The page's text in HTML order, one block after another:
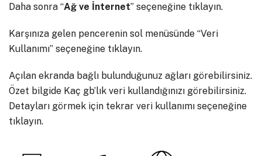
Daha sonra “Ağ ve İnternet” seçeneğine tıklayın.
Karşınıza gelen pencerenin sol menüsünde “Veri
Kullanımı” seçeneğine tıklayın.
Açılan ekranda bağlı bulunduğunuz ağları görebilirsiniz.
Özet bilgide Kaç gb’lık veri kullandığınızı görebilirsiniz.
Detayları görmek için tekrar veri kullanımı seçeneğine
tıklayın.